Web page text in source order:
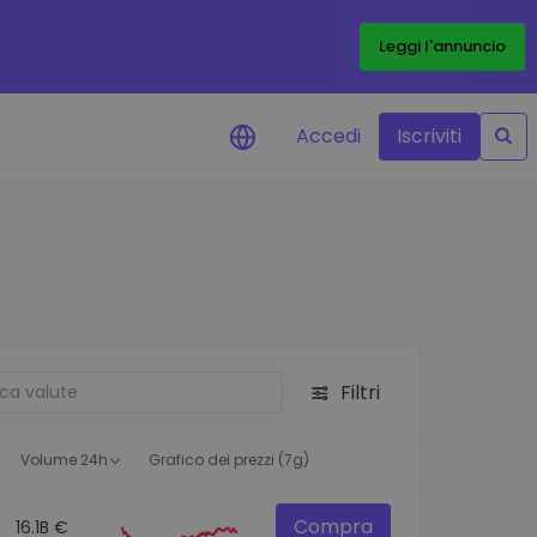
Leggi l'annuncio
utili per performance
Accedi Iscriviti
Filtri
Volume 24h Grafico dei prezzi (7g)
16.1B € Compra